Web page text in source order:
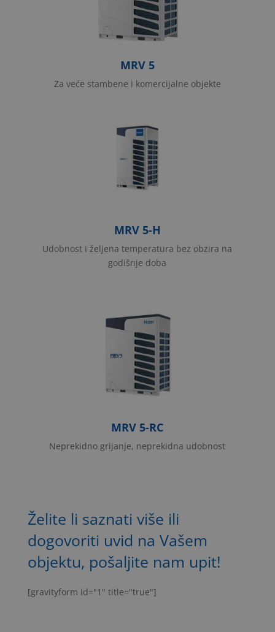
MRV 5
Za veće stambene i komercijalne objekte
MRV 5-H
Udobnost i željena temperatura bez obzira na
godišnje doba
MRV 5-RC
Neprekidno grijanje, neprekidna udobnost
Želite li saznati više ili
dogovoriti uvid na Vašem
objektu, pošaljite nam upit!
[gravityform id="1" title="true"]
Строго неопходно
Перформансе
Веб локација се не може правилно користити без
стриктно неопходних колачића.
>Гоогле политику приватности